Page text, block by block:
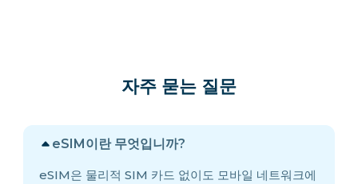
자주 묻는 질문
eSIM이란 무엇입니까?
eSIM은 물리적 SIM 카드 없이도 모바일 네트워크에